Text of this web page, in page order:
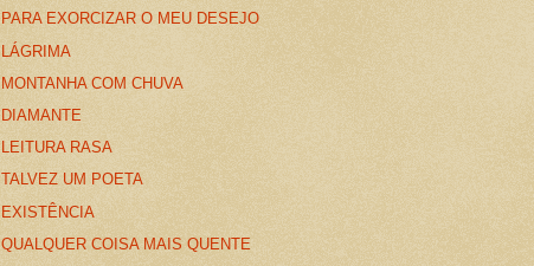
PARA EXORCIZAR O MEU DESEJO
LÁGRIMA
MONTANHA COM CHUVA
DIAMANTE
LEITURA RASA
TALVEZ UM POETA
EXISTÊNCIA
QUALQUER COISA MAIS QUENTE